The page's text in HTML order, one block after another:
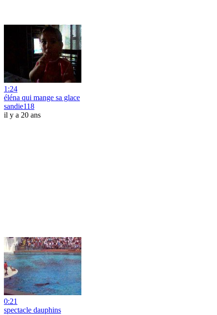
1:24
éléna qui mange sa glace
sandie118
il y a 20 ans
0:21
spectacle dauphins